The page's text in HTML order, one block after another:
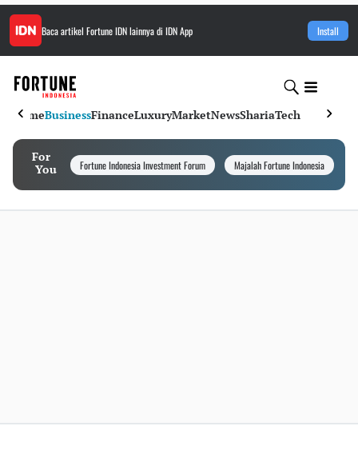
Baca artikel Fortune IDNlainnya di IDN App Install
HomeBusinessFinanceLuxuryMarketNewsShariaTech
For
You
Fortune Indonesia Investment Forum Majalah Fortune Indonesia